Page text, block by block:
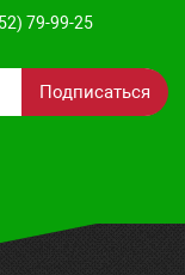
79-99-25
Подписаться